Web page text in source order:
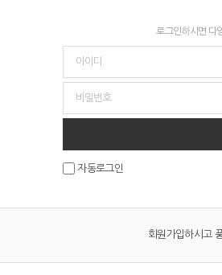
로그인하시면 다
자동로그인
회원가입하시고